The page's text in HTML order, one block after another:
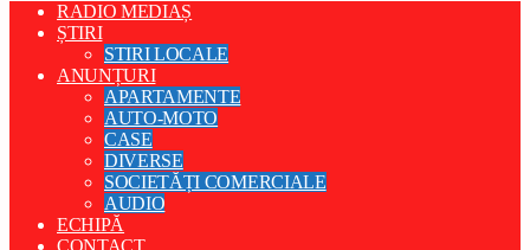
RADIO MEDIAȘ
ȘTIRI
STIRI LOCALE
ANUNȚURI
APARTAMENTE
AUTO-MOTO
CASE
DIVERSE
SOCIETĂȚI COMERCIALE
AUDIO
ECHIPĂ
CONTACT